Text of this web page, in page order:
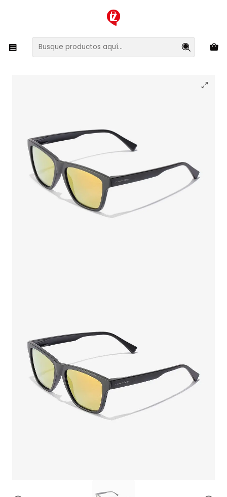
XMAS SALE ¡Compra antes de que la oferta termine!
Lentes y Accesorios Lentes de Sol
Lentes de Sol Hawkers One Ls LIFTR05